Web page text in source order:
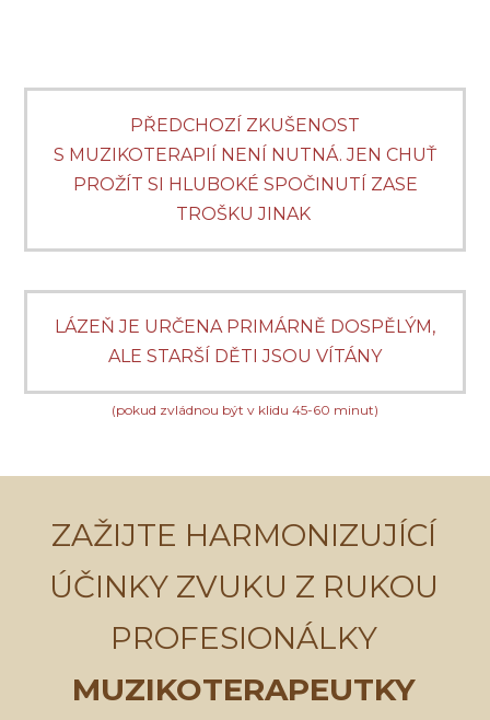
PŘEDCHOZÍ ZKUŠENOST
S MUZIKOTERAPIÍ NENÍ NUTNÁ. JEN CHUŤ
PROŽÍT SI HLUBOKÉ SPOČINUTÍ ZASE
TROŠKU JINAK
LÁZEŇ JE URČENA PRIMÁRNĚ DOSPĚLÝM,
ALE STARŠÍ DĚTI JSOU VÍTÁNY
(pokud zvládnou být v klidu 45-60 minut)
ZAŽIJTE HARMONIZUJÍCÍ
ÚČINKY ZVUKU Z RUKOU
PROFESIONÁLKY
MUZIKOTERAPEUTKY